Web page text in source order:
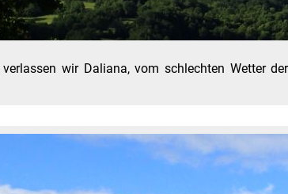
verlassen wir Daliana, vom schlechten Wetter